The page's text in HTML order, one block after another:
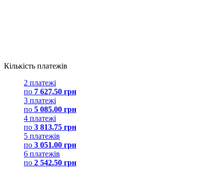
Кількість платежів
2 платежі
по 7 627.50 грн
3 платежі
по 5 085.00 грн
4 платежі
по 3 813.75 грн
5 платежів
по 3 051.00 грн
6 платежів
по 2 542.50 грн